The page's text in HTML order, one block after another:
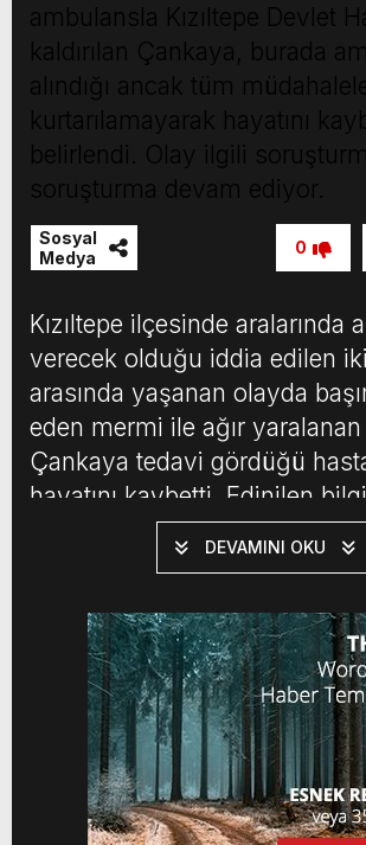
ambulansla Kızıltepe Devlet
kaldırılan Çankaya, burada
alındığı ancak tüm
kurtarılamayarak hayatını
belirlendi. Olay ilgili
soruşturma devam ediyor.
Sosyal
Medya
0
Kızıltepe ilçesinde aralarında
verecek olduğu iddia edilen
arasında yaşanan olayda
eden mermi ile ağır
Çankaya tedavi gördüğü
hayatını kaybetti. Edinilen
ilçeye bağlı merkez
Mahallesinde meydan gelen
iddiaya göre alacaklı olduğu
kişi ile 61 yaşındaki Şükrullah
arasında yaşanan […]
DEVAMINI OKU